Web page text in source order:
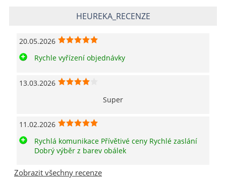
HEUREKA_RECENZE
20.05.2026
Rychle vyřízení objednávky
13.03.2026
Super
11.02.2026
Rychlá komunikace Přívětivé ceny Rychlé zaslání
Dobrý výběr z barev obálek
Zobrazit všechny recenze